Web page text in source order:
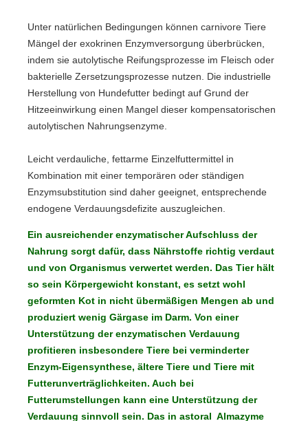
Unter natürlichen Bedingungen können carnivore Tiere
Mängel der exokrinen Enzymversorgung überbrücken,
indem sie autolytische Reifungsprozesse im Fleisch oder
bakterielle Zersetzungsprozesse nutzen. Die industrielle
Herstellung von Hundefutter bedingt auf Grund der
Hitzeeinwirkung einen Mangel dieser kompensatorischen
autolytischen Nahrungsenzyme.
Leicht verdauliche, fettarme Einzelfuttermittel in
Kombination mit einer temporären oder ständigen
Enzymsubstitution sind daher geeignet, entsprechende
endogene Verdauungsdefizite auszugleichen.
Ein ausreichender enzymatischer Aufschluss der
Nahrung sorgt dafür, dass Nährstoffe richtig verdaut
und von Organismus verwertet werden. Das Tier hält
so sein Körpergewicht konstant, es setzt wohl
geformten Kot in nicht übermäßigen Mengen ab und
produziert wenig Gärgase im Darm. Von einer
Unterstützung der enzymatischen Verdauung
profitieren insbesondere Tiere bei verminderter
Enzym-Eigensynthese, ältere Tiere und Tiere mit
Futterunverträglichkeiten. Auch bei
Futterumstellungen kann eine Unterstützung der
Verdauung sinnvoll sein. Das in astoral Almazyme